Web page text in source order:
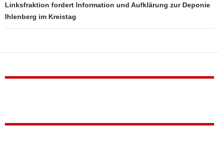
Linksfraktion fordert Information und Aufklärung zur Deponie
Ihlenberg im Kreistag